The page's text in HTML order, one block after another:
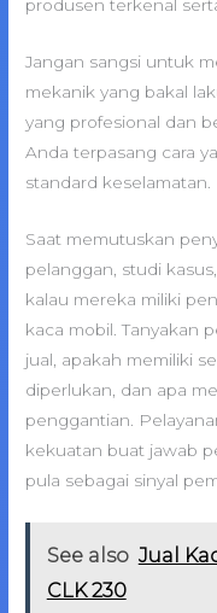
produsen terkenal
Jangan sangsi untuk
mekanik yang bakal
yang profesional dan
Anda terpasang cara
standard keselamatan.
Saat memutuskan
pelanggan, studi
kalau mereka miliki
kaca mobil. Tanyakan
jual, apakah memiliki
diperlukan, dan apa
penggantian.
kekuatan buat jawab
pula sebagai sinyal
See also Jual
CLK 230